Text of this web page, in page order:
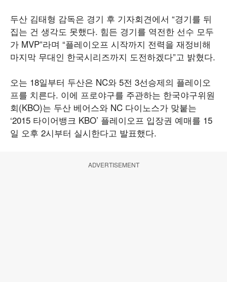
두산 김태형 감독은 경기 후 기자회견에서 “경기를 뒤
집는 건 생각도 못했다. 힘든 경기를 역전한 선수 모두
가 MVP”라며 “플레이오프 시작까지 전력을 재정비해
마지막 무대인 한국시리즈까지 도전하겠다”고 밝혔다.
오는 18일부터 두산은 NC와 5전 3선승제의 플레이오
프를 치른다. 이에 프로야구를 주관하는 한국야구위원
회(KBO)는 두산 베어스와 NC 다이노스가 맞붙는
‘2015 타이어뱅크 KBO’ 플레이오프 입장권 예매를 15
일 오후 2시부터 실시한다고 발표했다.
ADVERTISEMENT